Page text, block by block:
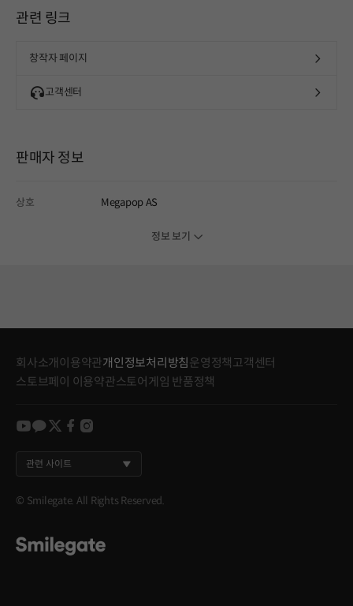
관련 링크
창작자 페이지
고객센터
판매자 정보
상호 Megapop AS
정보 보기
회사소개 이용약관개인정보처리방침 운영정책고객센터
스토브페이 이용약관스토어게임 반품정책
youtube
kakao
twitter
facebook
instagram
관련 사이트
© Smilegate. All Rights Reserved.